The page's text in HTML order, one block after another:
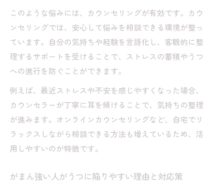
がまん強い人が抱えるストレスの早期発見
術
今年注目のHSS型HSP向け相談ポイント
カウンセリングで注目される最新サポート
法紹介
HSS型HSPの悩みに特化したカウンセリン
グ活用術
相談しやすいカウンセリングの選び方と工
夫
うつ予防に役立つ新しいカウンセリングア
カウンセリングが苦手な人への安心相談ポ
このような悩みには、カウンセリングが有効です。カウ
ンセリングでは、安心して悩みを相談できる環境が整っ
ています。自分の気持ちや経験を言語化し、客観的に整
理するサポートを受けることで、ストレスの蓄積やうつ
への進行を防ぐことができます。
例えば、最近ストレスや不安を感じやすくなった場合、
カウンセラーが丁寧に耳を傾けることで、気持ちの整理
が進みます。オンラインカウンセリングなど、自宅でリ
ラックスしながら相談できる方法も増えているため、活
用しやすいのが特徴です。
がまん強い人がうつに陥りやすい理由と対応策